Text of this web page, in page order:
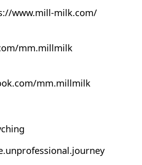
www.mill-milk.com/
mm.millmilk
mm.millmilk